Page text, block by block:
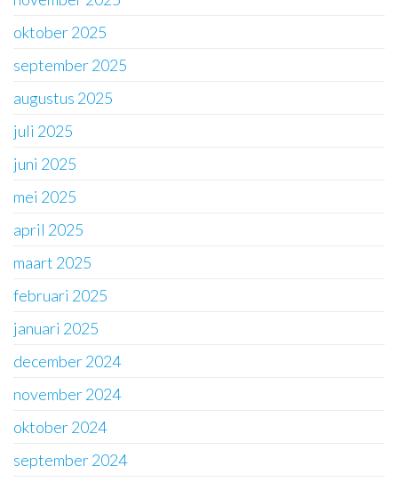
oktober 2025
september 2025
augustus 2025
juli 2025
juni 2025
mei 2025
april 2025
maart 2025
februari 2025
januari 2025
december 2024
november 2024
oktober 2024
september 2024